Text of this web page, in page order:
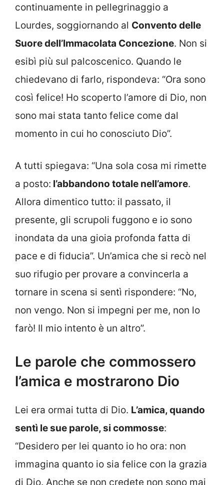
continuamente in pellegrinaggio a
Lourdes, soggiornando al Convento delle
Suore dell’Immacolata Concezione. Non si
esibì più sul palcoscenico. Quando le
chiedevano di farlo, rispondeva: “Ora sono
così felice! Ho scoperto l’amore di Dio, non
sono mai stata tanto felice come dal
momento in cui ho conosciuto Dio”.
A tutti spiegava: “Una sola cosa mi rimette
a posto: l’abbandono totale nell’amore.
Allora dimentico tutto: il passato, il
presente, gli scrupoli fuggono e io sono
inondata da una gioia profonda fatta di
pace e di fiducia”. Un’amica che si recò nel
suo rifugio per provare a convincerla a
tornare in scena si sentì rispondere: “No,
non vengo. Non si impegni per me, non lo
farò! Il mio intento è un altro”.
Le parole che commossero
l’amica e mostrarono Dio
Lei era ormai tutta di Dio. L’amica, quando
sentì le sue parole, si commosse:
“Desidero per lei quanto io ho ora: non
immagina quanto io sia felice con la grazia
di Dio. Anche se non credete non sono mai